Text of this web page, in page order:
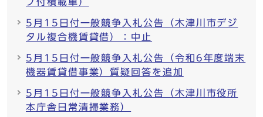
プ付積載車）
5月15日付一般競争入札公告（木津川市デジ
タル複合機賃貸借）：中止
5月15日付一般競争入札公告（令和6年度端末
機器賃貸借事業）質疑回答を追加
5月15日付一般競争入札公告（木津川市役所
本庁舎日常清掃業務）